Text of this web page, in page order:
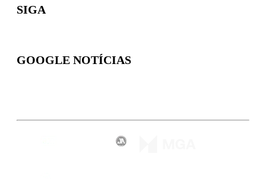
SIGA
GOOGLE NOTÍCIAS